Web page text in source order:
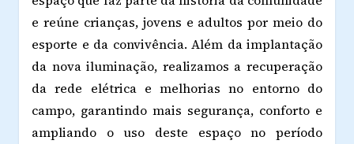
e reúne crianças, jovens e adultos por meio do
esporte e da convivência. Além da implantação
da nova iluminação, realizamos a recuperação
da rede elétrica e melhorias no entorno do
campo, garantindo mais segurança, conforto e
ampliando o uso deste espaço no período